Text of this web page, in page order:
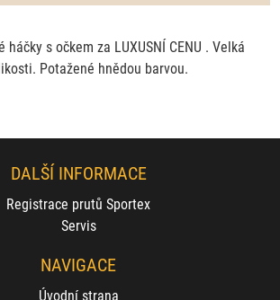
s očkem za LUXUSNÍ CENU . Velká
Potažené hnědou barvou.
DALŠÍ INFORMACE
Registrace prutů Sportex
Servis
NAVIGACE
Úvodní strana